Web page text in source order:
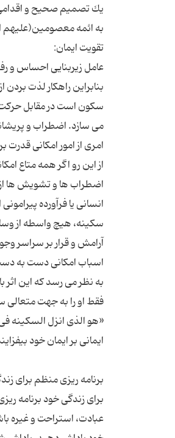
یك تصمیم صحیح و اقدامی
عامل زیربنایی احساس و
بنابراین راهكار لذت
سکون است در مقابل
می سازد. اضطراب و
امری از امور امکانی قدرت
از این رو اگر همه متاع
اضطراب ها و تشویش ها
انسانی یا فرآورده
سکینه، هیچ واسطه از
آرامش و قرار بر سراسر
به نظر می رسد که این اثر
«هو الذی انزل السکینه
برای زندگی خود برنامه
عبادت، استراحت و غیره